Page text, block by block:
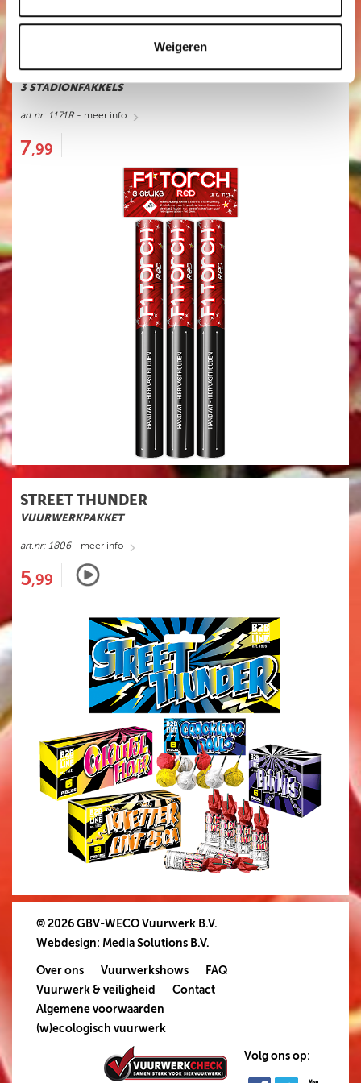
Weigeren
F1 TORCH ROOD
3 STADIONFAKKELS
art.nr: 1171R- meer info
7,99
STREET THUNDER
VUURWERKPAKKET
art.nr: 1806- meer info
5,99
© 2026 GBV-WECO Vuurwerk B.V.
Webdesign: Media Solutions B.V.
Over ons Vuurwerkshows
FAQ
Vuurwerk & veiligheid
Contact
Algemene voorwaarden
(w)ecologisch vuurwerk
Volg ons op: